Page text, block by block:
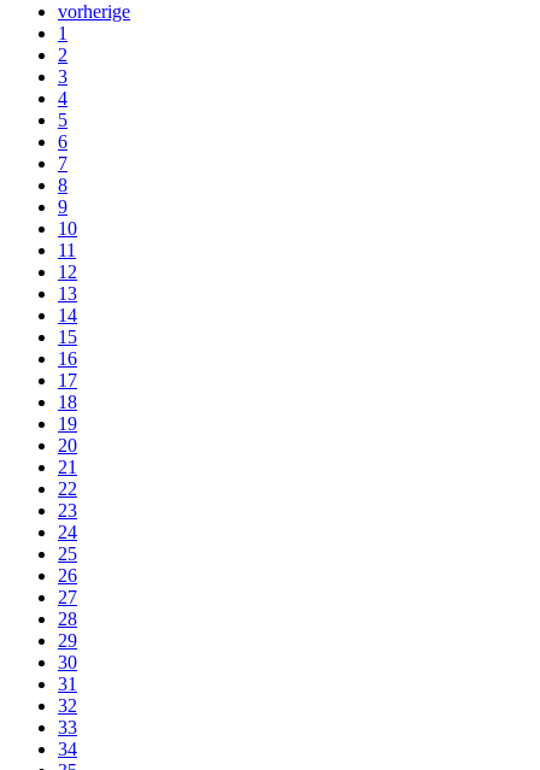
vorherige
1
2
3
4
5
6
7
8
9
10
11
12
13
14
15
16
17
18
19
20
21
22
23
24
25
26
27
28
29
30
31
32
33
34